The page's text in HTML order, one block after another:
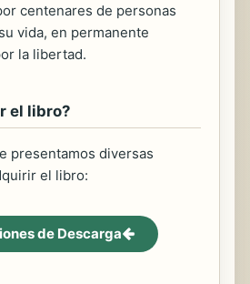
centenares de personas
vida, en permanente
la libertad.
el libro?
presentamos diversas
el libro:
de Descarga